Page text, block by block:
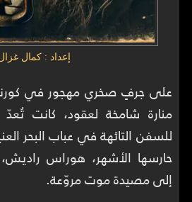
إعداد : كمال
على جرفٍ صخري مهجور في
منارة شامخة لعقود، كانت تُعدّ
للسفن التائهة في عباب البحر
حارسها الأشهر، هوراس
إلى مصيدة موت مروّعة.